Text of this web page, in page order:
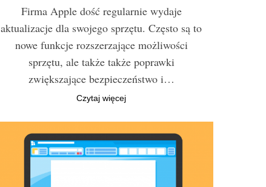
Firma Apple dość regularnie wydaje
aktualizacje dla swojego sprzętu. Często są to
nowe funkcje rozszerzające możliwości
sprzętu, ale także także poprawki
zwiększające bezpieczeństwo i…
Czytaj więcej